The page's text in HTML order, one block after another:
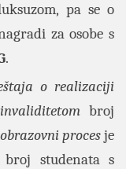
pa se o
za osobe s
.
o realizaciji
broj
procesje
broj studenata s